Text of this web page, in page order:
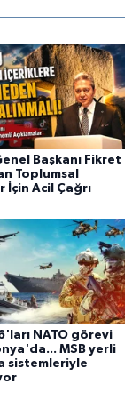
Başkanı Fikret
Toplumsal
İçin Acil Çağrı
NATO görevi
MSB yerli
sistemleriyle